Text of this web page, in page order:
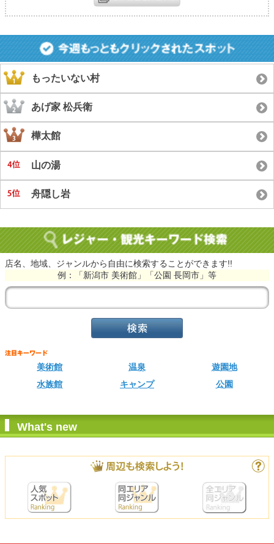
もったいない村
あげ家 松兵衛
樺太館
山の湯
舟隠し岩
店名、地域、ジャンルから自由に検索することができます!!
例：「新潟市 美術館」「公園 長岡市」等
美術館 温泉
遊園地
水族館
キャンプ 公園
What's new